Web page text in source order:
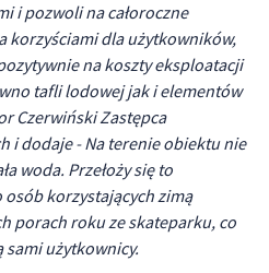
i pozwoli na całoroczne
korzyściami dla użytkowników,
na koszty eksploatacji
tafli lodowej jak i elementów
Czerwiński Zastępca
i dodaje - Na terenie obiektu nie
woda. Przełoży się to
korzystających zimą
porach roku ze skateparku, co
użytkownicy.